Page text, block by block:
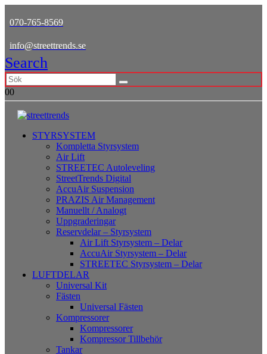
070-765-8569
info@streettrends.se
Search
00
STYRSYSTEM
Kompletta Styrsystem
Air Lift
STREETEC Autoleveling
StreetTrends Digital
AccuAir Suspension
PRAZIS Air Management
Manuellt / Analogt
Uppgraderingar
Reservdelar – Styrsystem
Air Lift Styrsystem – Delar
AccuAir Styrsystem – Delar
STREETEC Styrsystem – Delar
LUFTDELAR
Universal Kit
Fästen
Universal Fästen
Kompressorer
Kompressorer
Kompressor Tillbehör
Tankar